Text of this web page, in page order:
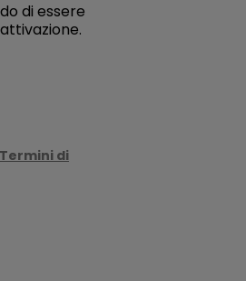
di essere
Termini di